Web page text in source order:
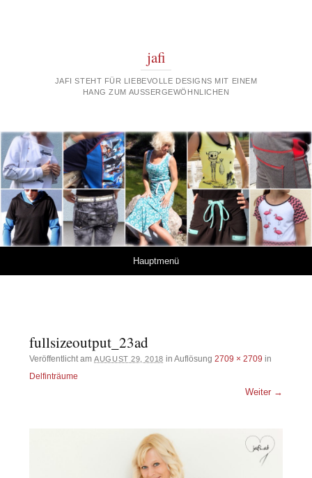
jafi
JAFI STEHT FÜR LIEBEVOLLE DESIGNS MIT EINEM
HANG ZUM AUSSERGEWÖHNLICHEN
Hauptmenü
fullsizeoutput_23ad
Veröffentlicht amAUGUST 29, 2018 in Auflösung 2709 × 2709 in
Delfinträume
Weiter →